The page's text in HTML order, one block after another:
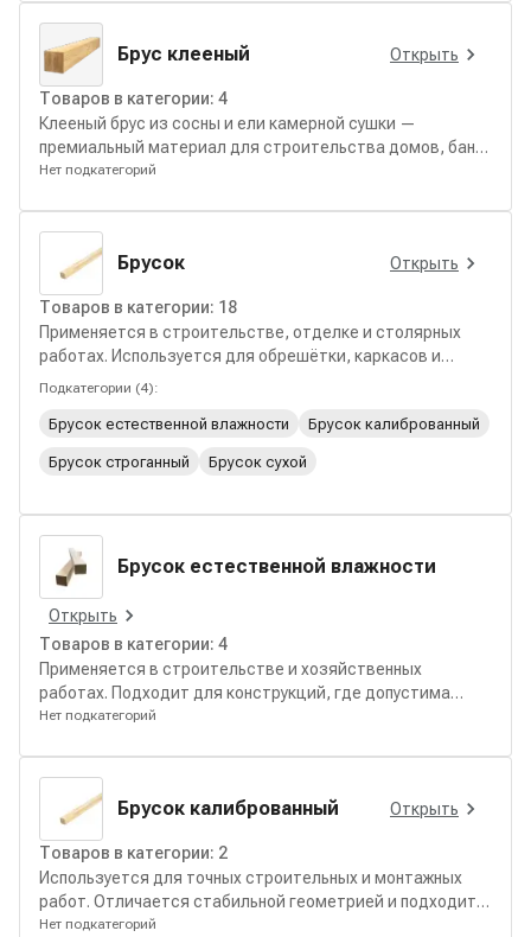
Брус клееный Открыть
Товаров в категории: 4
Клееный брус из сосны и ели камерной сушки —
премиальный материал для строительства домов, бань
и несущих конструкций. Благодаря многослойной
идеальной геометрией, высокой прочностью и
отсутствием усадки.
Нет подкатегорий
Брусок Открыть
Товаров в категории: 18
Применяется в строительстве, отделке и столярных
работах. Используется для обрешётки, каркасов и
вспомогательных конструкций.
Подкатегории (4):
Брусок естественной влажности Брусок калиброванный
Брусок строганный Брусок сухой
Брусок естественной влажности
Открыть
Товаров в категории: 4
Применяется в строительстве и хозяйственных
работах. Подходит для конструкций, где допустима
естественная усадка древесины.
Нет подкатегорий
Брусок калиброванный Открыть
Товаров в категории: 2
Используется для точных строительных и монтажных
работ. Отличается стабильной геометрией и подходит
для каркасов, обрешётки и вспомогательных
Нет подкатегорий